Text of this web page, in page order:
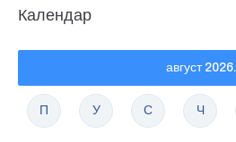
Календар
август 2026.
П У С Ч